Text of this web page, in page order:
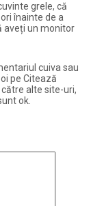
grele, că
înainte de a
aveți un monitor
cuiva sau
pe Citează
alte site-uri,
ok.